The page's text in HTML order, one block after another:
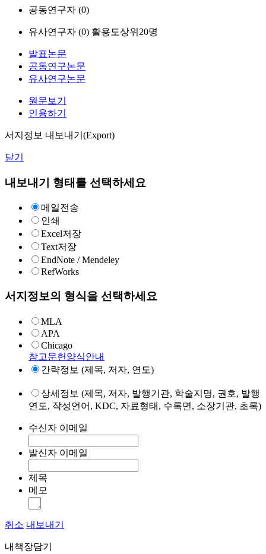
공동연구자 (0)
유사연구자 (0) 활용도상위20명
발표논문
공동연구논문
유사연구논문
원문보기
인용하기
서지정보 내보내기(Export)
닫기
내보내기 형태를 선택하세요
메일전송
인쇄
Excel저장
Text저장
EndNote / Mendeley
RefWorks
서지정보의 형식을 선택하세요
MLA
APA
Chicago
참고문헌양식안내
간략정보 (제목, 저자, 연도)
상세정보 (제목, 저자, 발행기관, 학술지명, 권호, 발행
연도, 작성언어, KDC, 자료형태, 수록면, 소장기관, 초록)
수신자 이메일
발신자 이메일
제목
메모
취소 내보내기
내책장담기